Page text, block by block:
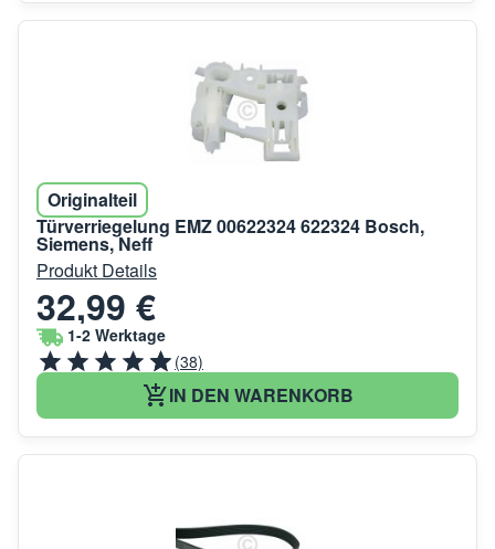
Originalteil
Türverriegelung EMZ 00622324 622324 Bosch,
Siemens, Neff
Produkt Details
32,99 €
1-2 Werktage
(38)
IN DEN WARENKORB